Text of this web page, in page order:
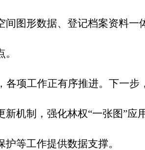
间图形数据、登记档案资料一
各项工作正有序推进。下一
新机制，强化林权“一张图”应
护等工作提供数据支撑。